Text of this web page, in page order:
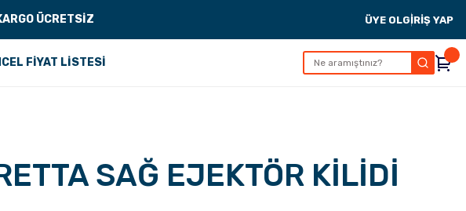
ÜCRETSİZ ÜYE OLGİRİŞ YAP
FİYAT LİSTESİ
SAĞ EJEKTÖR KİLİDİ